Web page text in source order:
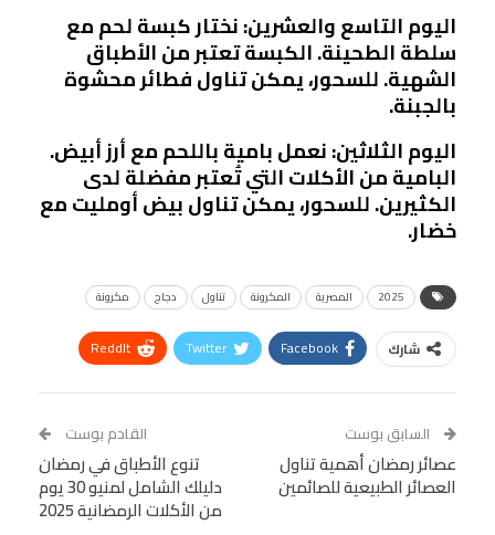
اليوم التاسع والعشرين: نختار كبسة لحم مع
سلطة الطحينة. الكبسة تعتبر من الأطباق
الشهية. للسحور، يمكن تناول فطائر محشوة
بالجبنة.
اليوم الثلاثين: نعمل بامية باللحم مع أرز أبيض.
البامية من الأكلات التي تُعتبر مفضلة لدى
الكثيرين. للسحور، يمكن تناول بيض أومليت مع
خضار.
2025 المصرية المكرونة تناول دجاج مكرونة
شارك Facebook
Twitter
ReddIt
Tumblr
البريد الإلكتروني
StumbleUpon
VK
Digg
LINE
BlackBerry
Viber
السابق بوست
عصائر رمضان أهمية تناول
العصائر الطبيعية للصائمين
القادم بوست
تنوع الأطباق في رمضان
دليلك الشامل لمنيو 30 يوم
من الأكلات الرمضانية 2025